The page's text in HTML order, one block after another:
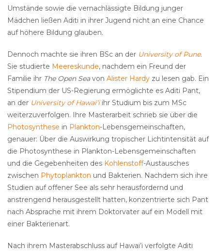
Umstände sowie die vernachlässigte Bildung junger
Mädchen ließen Aditi in ihrer Jugend nicht an eine Chance
auf höhere Bildung glauben.
Dennoch machte sie ihren BSc an der University of Pune.
Sie studierte Meereskunde, nachdem ein Freund der
Familie ihr The Open Seavon Alister Hardy zu lesen gab. Ein
Stipendium der US-Regierung ermöglichte es Aditi Pant,
an der University of Hawai’iihr Studium bis zum MSc
weiterzuverfolgen. Ihre Masterarbeit schrieb sie über die
Photosynthese in Plankton-Lebensgemeinschaften,
genauer: Über die Auswirkung tropischer Lichtintensität auf
die Photosynthese in Plankton-Lebensgemeinschaften
und die Gegebenheiten des Kohlenstoff-Austausches
zwischen Phytoplankton und Bakterien. Nachdem sich ihre
Studien auf offener See als sehr herausfordernd und
anstrengend herausgestellt hatten, konzentrierte sich Pant
nach Absprache mit ihrem Doktorvater auf ein Modell mit
einer Bakterienart.
Nach ihrem Masterabschluss auf Hawai’i verfolgte Aditi